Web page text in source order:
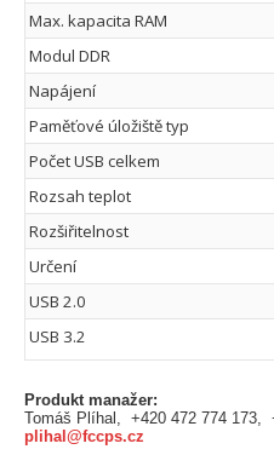
Max. kapacita RAM
Modul DDR
Napájení
Paměťové úložiště typ
Počet USB celkem
Rozsah teplot
Rozšiřitelnost
Určení
USB 2.0
USB 3.2
Produkt manažer:
Tomáš Plíhal, +420 472 774 173,
plihal@fccps.cz